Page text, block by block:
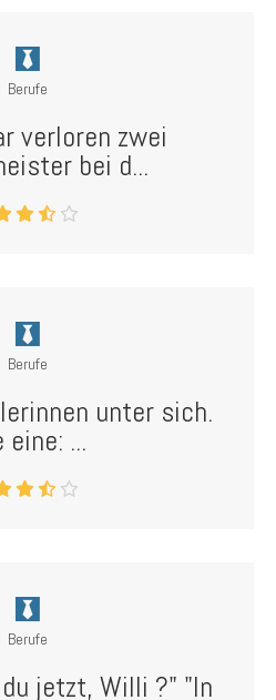
Berufe
verloren zwei
bei d...
Berufe
unter sich.
eine: ...
Berufe
jetzt, Willi ?" "In